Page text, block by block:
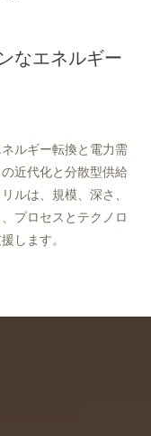
なエネルギー
ルギー転換と電力需
近代化と分散型供給
ルは、規模、深さ、
プロセスとテクノロ
します。